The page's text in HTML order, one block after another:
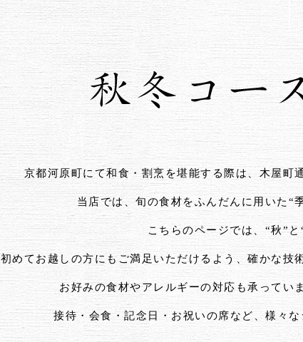
京都河原町にて和食・割烹を堪能する際は、木屋町
当店では、旬の食材をふんだんに用いた“
こちらのページでは、“秋”と
初めてお越しの方にもご満足いただけるよう、確かな技
お好みの食材やアレルギーの対応も承ってい
接待・会食・記念日・お祝いの席など、様々